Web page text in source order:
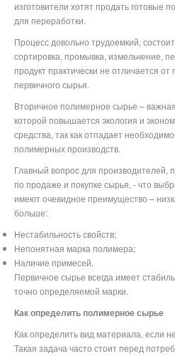
изготовители хотят продать готовые
для переработки.
Процесс довольно трудоемкий,
сортировка, промывка, измельчение,
продукт практически не отличается
первичного сырья.
Вторичное полимерное сырье –
которой повышается экология и
средства, так как отпадает
полимерных производств.
Главный вопрос для
по продаже и покупке сырья, - что
имеют очевидное преимущество –
больше:
Нестабильность свойств;
Непонятная марка полимера;
Наличие примесей.
Первичное сырье всегда имеет
точно определяемой марки.
Как определить полимерное сырье
Как определить вид материала, если
Такая задача часто стоит перед